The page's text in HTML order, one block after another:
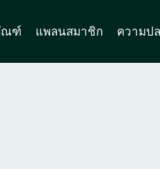
ณฑ์ แพลนสมาชิก ความป